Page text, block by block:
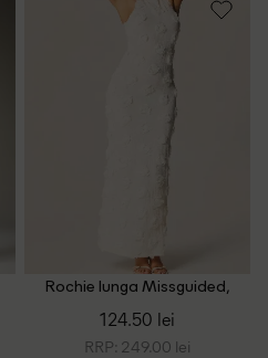
Rochie lunga Missguided,
124.50 lei
RRP: 249.00 lei